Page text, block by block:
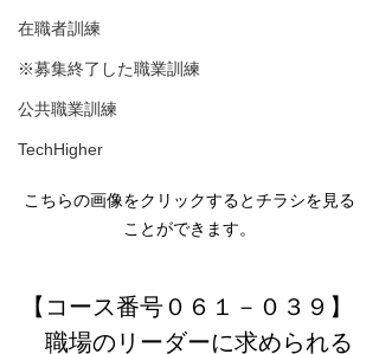
在職者訓練
※募集終了した職業訓練
公共職業訓練
TechHigher
こちらの画像をクリックするとチラシを見る
ことができます。
【コース番号０６１－０３９】
職場のリーダーに求められる